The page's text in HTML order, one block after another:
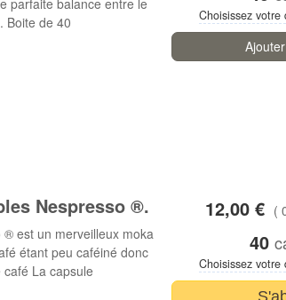
parfaite balance entre le
Boite de 40
Choisissez
Nespresso ®.
est un merveilleux moka
étant peu caféiné donc
La capsule
12,00 € (
40
Choisissez